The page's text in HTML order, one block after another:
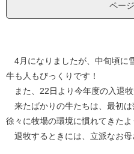
ペー
4月になりましたが、中旬頃に
牛も人もびっくりです！
また、22日より今年度の入退牧
来たばかりの牛たちは、最初は
徐々に牧場の環境に慣れてきたよ
退牧するときには、立派なお母